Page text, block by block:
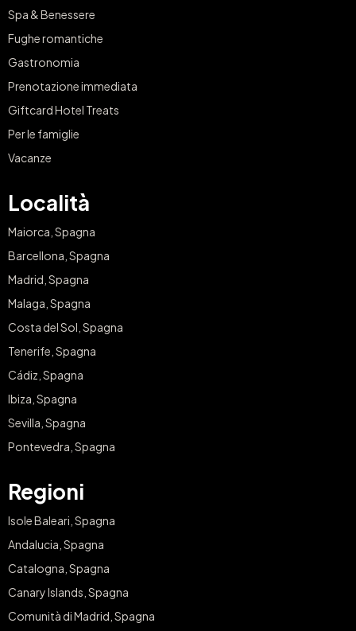
Spa & Benessere
Fughe romantiche
Gastronomia
Prenotazione immediata
Giftcard Hotel Treats
Per le famiglie
Vacanze
Località
Maiorca, Spagna
Barcellona, Spagna
Madrid, Spagna
Malaga, Spagna
Costa del Sol, Spagna
Tenerife, Spagna
Cádiz, Spagna
Ibiza, Spagna
Sevilla, Spagna
Pontevedra, Spagna
Regioni
Isole Baleari, Spagna
Andalucia, Spagna
Catalogna, Spagna
Canary Islands, Spagna
Comunità di Madrid, Spagna